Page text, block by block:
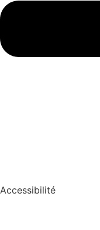
Accessibilité